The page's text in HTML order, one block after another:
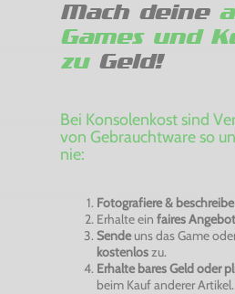
Mach deine
Games und
zuGeld!
Bei Konsolenkost sind
von Gebrauchtware so
nie:
Fotografiere & beschreibe
Erhalte ein faires Angebot
Sendeuns das Game
kostenloszu.
Erhalte bares Geld oder
beim Kauf anderer Artikel.